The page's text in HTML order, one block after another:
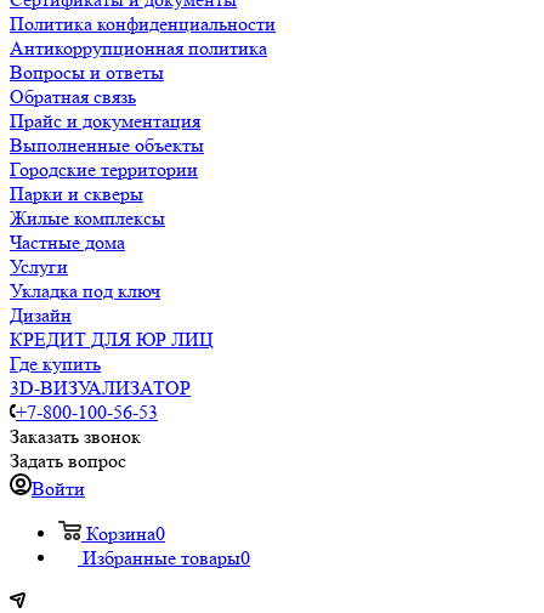
Политика конфиденциальности
Антикоррупционная политика
Вопросы и ответы
Обратная связь
Прайс и документация
Выполненные объекты
Городские территории
Парки и скверы
Жилые комплексы
Частные дома
Услуги
Укладка под ключ
Дизайн
КРЕДИТ ДЛЯ ЮР ЛИЦ
Где купить
3D-ВИЗУАЛИЗАТОР
+7-800-100-56-53
Заказать звонок
Задать вопрос
Войти
Корзина0
Избранные товары0